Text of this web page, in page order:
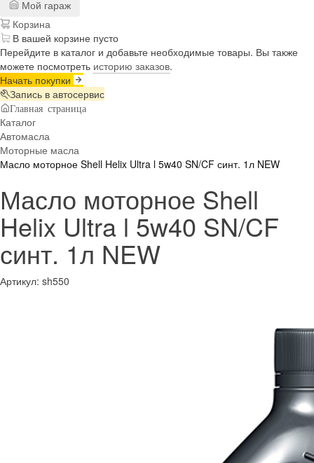
Мой гараж
Корзина
В вашей корзине пусто
Перейдите в каталог и добавьте необходимые товары. Вы также
можете посмотреть историю заказов.
Начать покупки
Запись в автосервис
Главная страница
Каталог
Автомасла
Моторные масла
Масло моторное Shell Helix Ultra l 5w40 SN/CF синт. 1л NEW
Масло моторное Shell
Helix Ultra l 5w40 SN/CF
синт. 1л NEW
Артикул: sh550